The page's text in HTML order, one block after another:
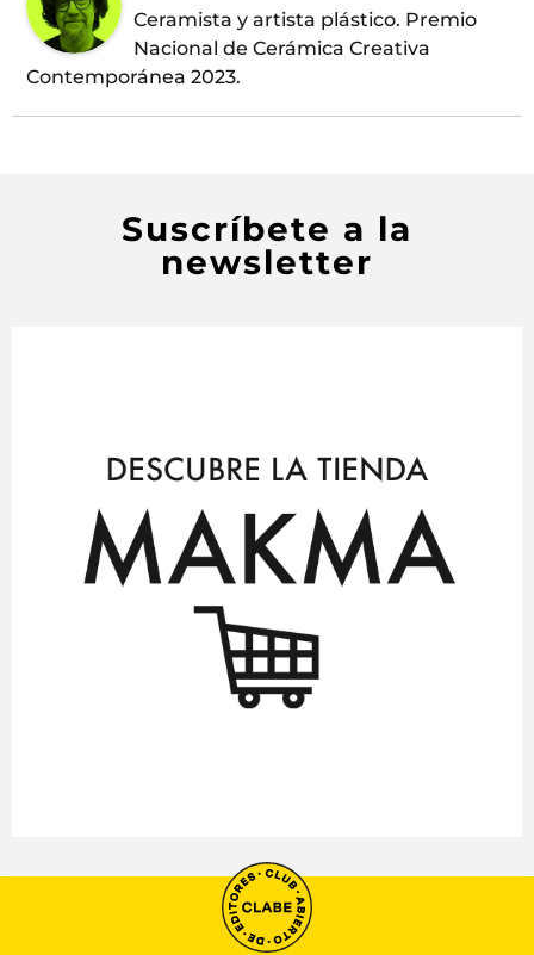
Ceramista y artista plástico. Premio
Nacional de Cerámica Creativa
Contemporánea 2023.
Suscríbete a la
newsletter